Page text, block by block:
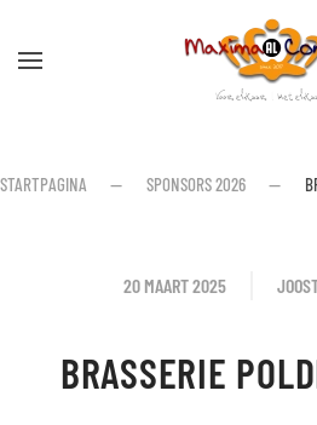
Skip to main content
STARTPAGINA SPONSORS 2026
20 MAART 2025
BRASSERIE